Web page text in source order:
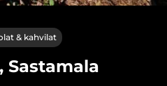
& kahvilat
Sastamala